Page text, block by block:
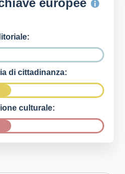
di cittadinanza:
culturale: